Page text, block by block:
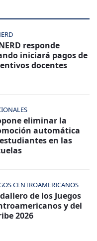
responde
iniciará pagos de
docentes
eliminar la
automática
en las
CENTROAMERICANOS
de los Juegos
y del
2026